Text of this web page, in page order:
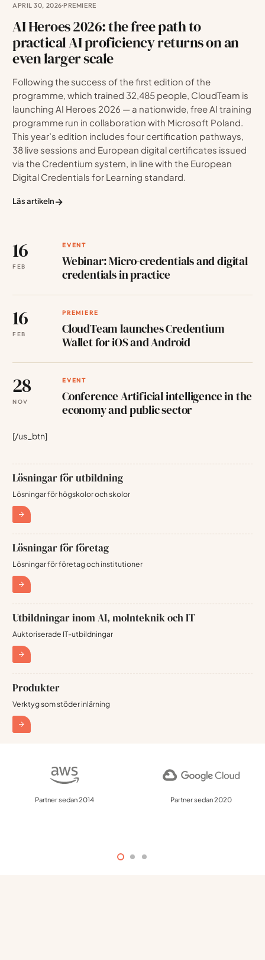
APRIL 30, 2026·PREMIERE
AI Heroes 2026: the free path to
practical AI proficiency returns on an
even larger scale
Following the success of the first edition of the
programme, which trained 32,485 people, CloudTeam is
launching AI Heroes 2026 — a nationwide, free AI training
programme run in collaboration with Microsoft Poland.
This year’s edition includes four certification pathways,
38 live sessions and European digital certificates issued
via the Credentium system, in line with the European
Digital Credentials for Learning standard.
Läs artikeln→
16
FEB
EVENT
Webinar: Micro-credentials and digital
credentials in practice
16
FEB
PREMIERE
CloudTeam launches Credentium
Wallet for iOS and Android
28
NOV
EVENT
Conference Artificial intelligence in the
economy and public sector
[/us_btn]
Lösningar för utbildning
Lösningar för högskolor och skolor
Lösningar för företag
Lösningar för företag och institutioner
Utbildningar inom AI, molnteknik och IT
Auktoriserade IT-utbildningar
Produkter
Verktyg som stöder inlärning
Partner sedan 2020 Partner sedan 2024